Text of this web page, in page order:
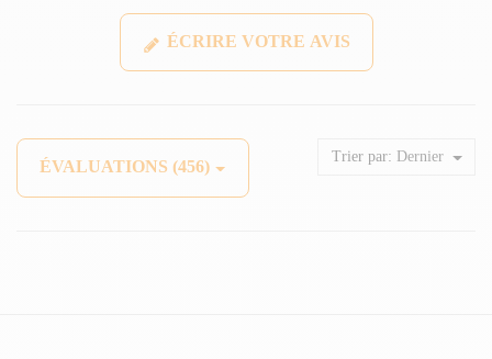
ÉCRIRE VOTRE AVIS
ÉVALUATIONS (456)
Trier par: Dernier